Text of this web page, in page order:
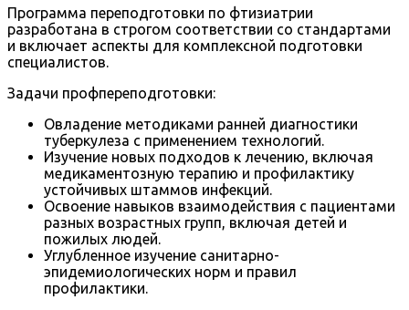
Программа переподготовки по фтизиатрии
разработана в строгом соответствии со стандартами
и включает аспекты для комплексной подготовки
специалистов.
Задачи профпереподготовки:
Овладение методиками ранней диагностики
туберкулеза с применением технологий.
Изучение новых подходов к лечению, включая
медикаментозную терапию и профилактику
устойчивых штаммов инфекций.
Освоение навыков взаимодействия с пациентами
разных возрастных групп, включая детей и
пожилых людей.
Углубленное изучение санитарно-
эпидемиологических норм и правил
профилактики.